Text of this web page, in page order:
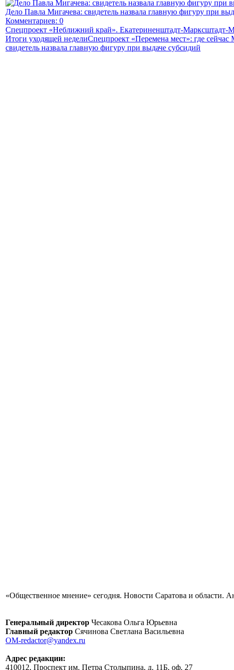
Дело Павла Мигачева: свидетель назвала главную фигуру при
Комментариев: 0
Спецпроект «Неближний край». Екатериненштадт-Марксштадт-
Итоги уходящей неделиСпецпроект «Перемена мест»: где
свидетель назвала главную фигуру при выдаче субсидий
«Общественное мнение» сегодня. Новости Саратова и области.
Генеральный директор Чесакова Ольга Юрьевна
Главный редактор Сячинова Светлана Васильевна
OM-redactor@yandex.ru
Адрес редакции:
410012, Проспект им. Петра Столыпина, д. 11Б, оф. 27